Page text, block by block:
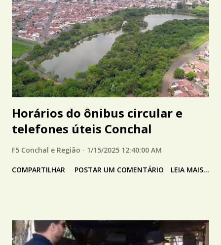
Horários do ônibus circular e
telefones úteis Conchal
F5 Conchal e Região 1/15/2025 12:40:00 AM
COMPARTILHAR POSTAR UM COMENTÁRIO LEIA MAIS...